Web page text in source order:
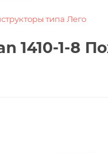
типа Лего
1410-1-8